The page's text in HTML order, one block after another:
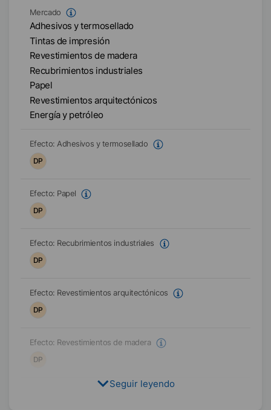
Mercado
Adhesivos y termosellado
Tintas de impresión
Revestimientos de madera
Recubrimientos industriales
Papel
Revestimientos arquitectónicos
Energía y petróleo
Efecto:Adhesivos y termosellado
DP
Efecto: Papel
DP
Efecto: Recubrimientos industriales
DP
Efecto: Revestimientos arquitectónicos
DP
Efecto: Revestimientos de madera
DP
Tintas de impresión
Seguir leyendo